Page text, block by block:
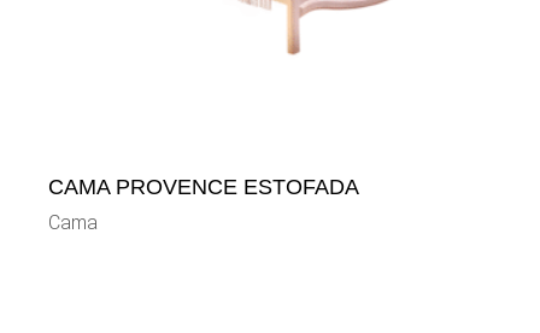
CAMA PROVENCE ESTOFADA
Cama